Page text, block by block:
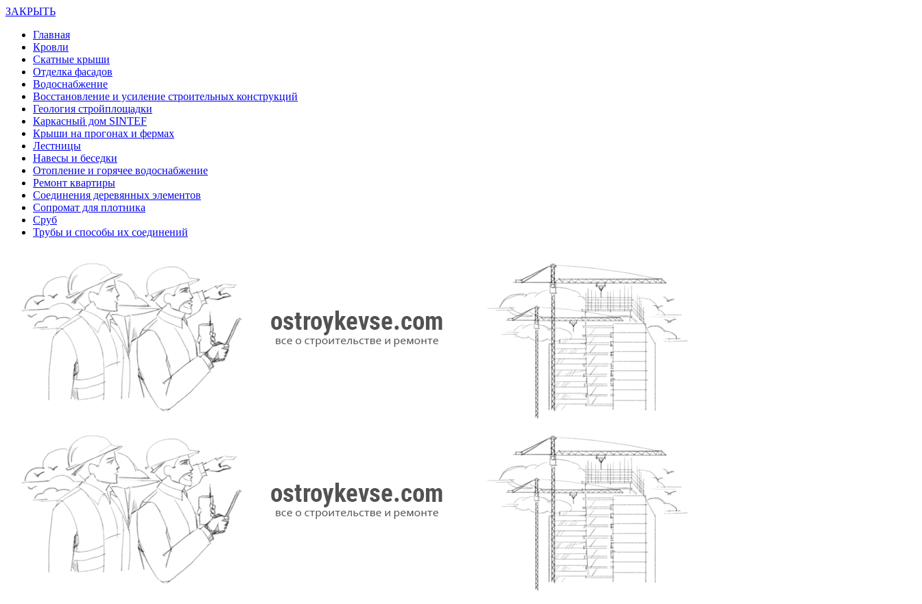
ЗАКРЫТЬ
Главная
Кровли
Скатные крыши
Отделка фасадов
Водоснабжение
Восстановление и усиление строительных конструкций
Геология стройплощадки
Каркасный дом SINTEF
Крыши на прогонах и фермах
Лестницы
Навесы и беседки
Отопление и горячее водоснабжение
Ремонт квартиры
Соединения деревянных элементов
Сопромат для плотника
Сруб
Трубы и способы их соединений